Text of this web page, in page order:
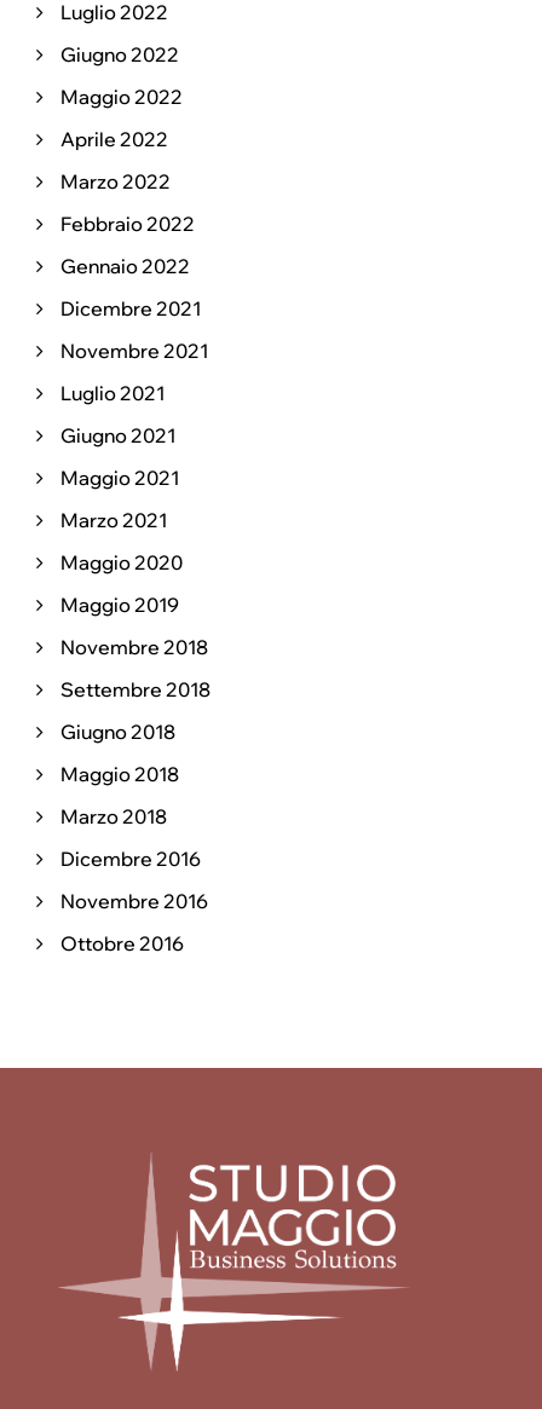
Luglio 2022
Giugno 2022
Maggio 2022
Aprile 2022
Marzo 2022
Febbraio 2022
Gennaio 2022
Dicembre 2021
Novembre 2021
Luglio 2021
Giugno 2021
Maggio 2021
Marzo 2021
Maggio 2020
Maggio 2019
Novembre 2018
Settembre 2018
Giugno 2018
Maggio 2018
Marzo 2018
Dicembre 2016
Novembre 2016
Ottobre 2016